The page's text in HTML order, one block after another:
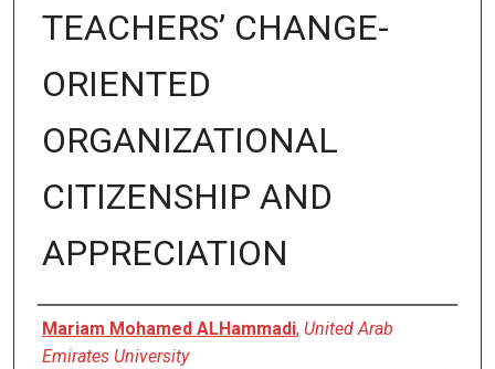
TEACHERS’ CHANGE-
ORIENTED
ORGANIZATIONAL
CITIZENSHIP AND
APPRECIATION
Author
Mariam Mohamed ALHammadi, United Arab
Emirates University